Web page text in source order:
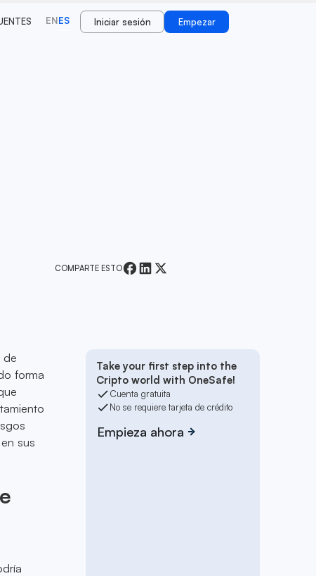
ENES Iniciar sesión Empezar
COMPARTE ESTO
de
forma
sus
Take your first step into the
Cripto world with OneSafe!
Cuenta gratuita
No se requiere tarjeta de crédito
Empieza ahora